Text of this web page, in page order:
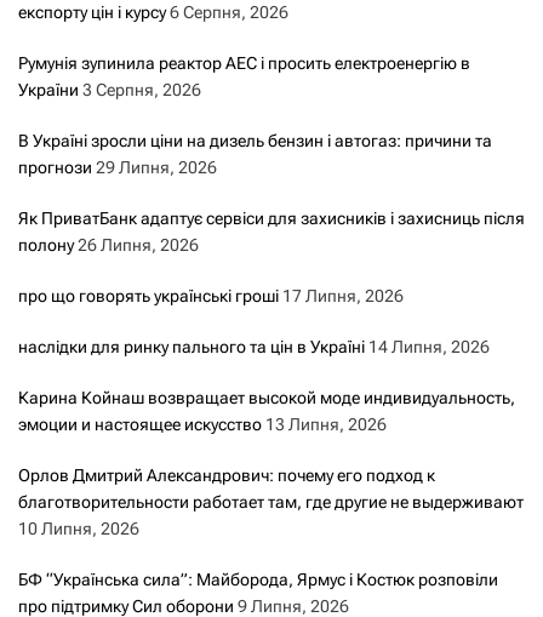
експорту цін і курсу6 Серпня, 2026
Румунія зупинила реактор АЕС і просить електроенергію в
України 3 Серпня, 2026
В Україні зросли ціни на дизель бензин і автогаз: причини та
прогнози 29 Липня, 2026
Як ПриватБанк адаптує сервіси для захисників і захисниць після
полону26 Липня, 2026
про що говорять українські гроші 17 Липня, 2026
наслідки для ринку пального та цін в Україні 14 Липня, 2026
Карина Койнаш возвращает высокой моде индивидуальность,
эмоции и настоящее искусство 13 Липня, 2026
Орлов Дмитрий Александрович: почему его подход к
благотворительности работает там, где другие не выдерживают
10 Липня, 2026
БФ “Українська сила”: Майборода, Ярмус і Костюк розповіли
про підтримку Сил оборони 9 Липня, 2026